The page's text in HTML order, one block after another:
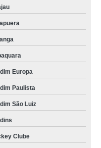
Clube
Europa
Paulista
São Luiz
Clube